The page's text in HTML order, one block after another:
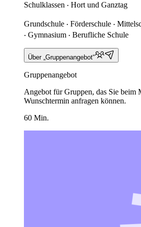
Schulklassen ‧ Hort und Ganztag
Grundschule ‧ Förderschule ‧
‧ Gymnasium ‧ Berufliche Schule
Über „Gruppenangebot“
Gruppenangebot
Angebot für Gruppen, das Sie beim
Wunschtermin anfragen können.
60 Min.